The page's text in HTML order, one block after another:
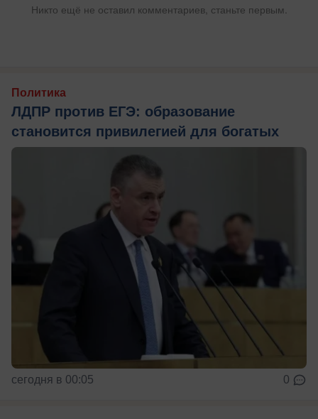
Никто ещё не оставил комментариев, станьте первым.
Политика
ЛДПР против ЕГЭ: образование
становится привилегией для богатых
сегодня в 00:05 0